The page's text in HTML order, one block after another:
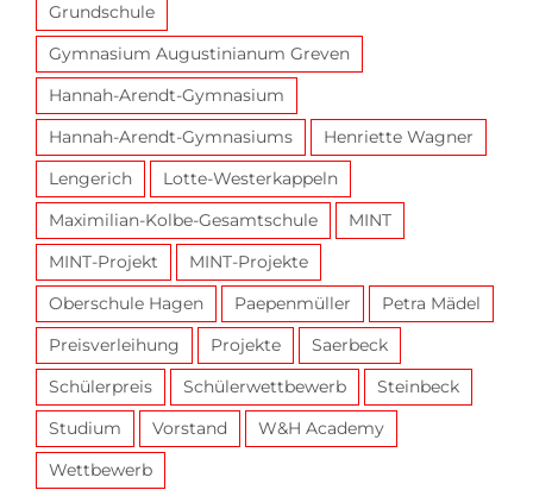
Grundschule
Gymnasium Augustinianum Greven
Hannah-Arendt-Gymnasium
Hannah-Arendt-Gymnasiums Henriette Wagner
Lengerich Lotte-Westerkappeln
Maximilian-Kolbe-Gesamtschule MINT
MINT-Projekt MINT-Projekte
Oberschule Hagen Paepenmüller Petra Mädel
Preisverleihung Projekte Saerbeck
Schülerpreis Schülerwettbewerb Steinbeck
Studium Vorstand W&H Academy
Wettbewerb